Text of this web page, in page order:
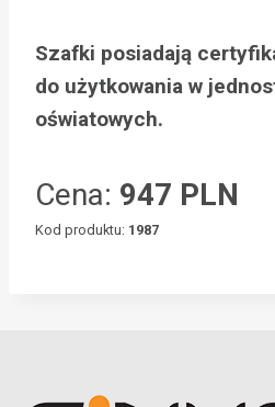
Szafki posiadają
do użytkowania w
oświatowych.
Cena: 947 PLN
Kod produktu: 1987